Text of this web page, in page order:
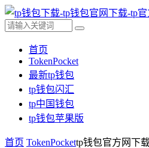
首页
TokenPocket
最新tp钱包
tp钱包闪汇
tp中国钱包
tp钱包苹果版
首页 TokenPockettp钱包官方网下